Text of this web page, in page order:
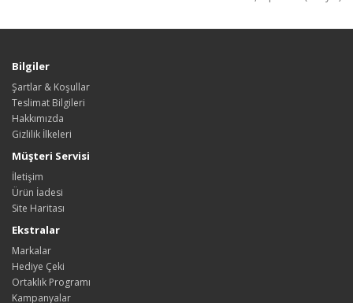
Bilgiler
Şartlar & Koşullar
Teslimat Bilgileri
Hakkımızda
Gizlilik İlkeleri
Müşteri Servisi
İletişim
Ürün İadesi
Site Haritası
Ekstralar
Markalar
Hediye Çeki
Ortaklık Programı
Kampanyalar